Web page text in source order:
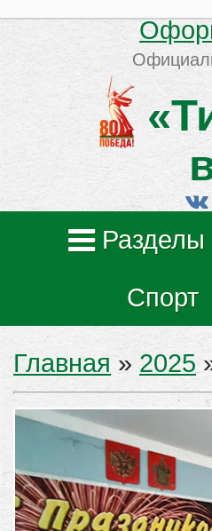
Разделы
Спорт
Главная » 2025